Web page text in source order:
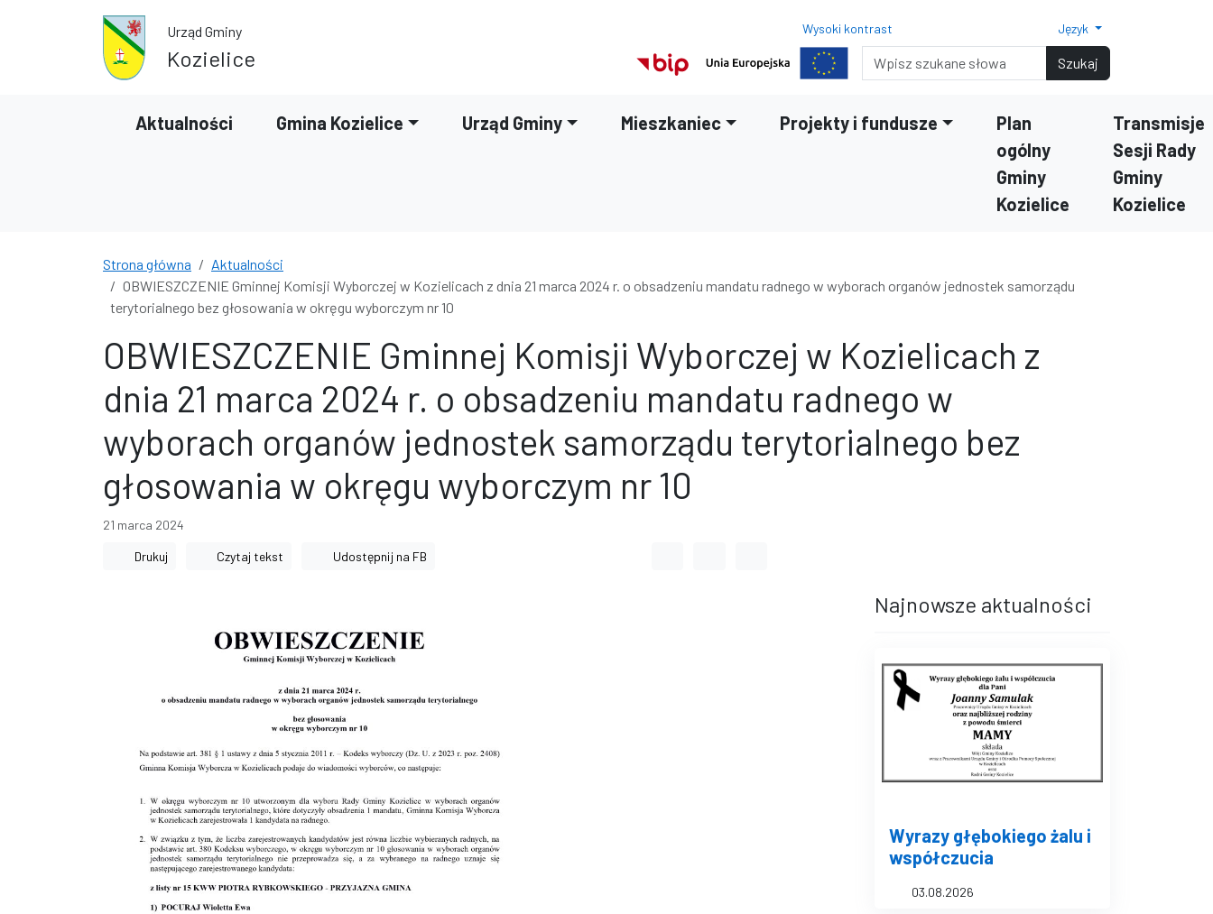
Przejdź do wyszukiwarki Urząd Gminy
Kozielice
Wysoki kontrast
Normalny rozmiar czcionki
Rozmiar czcionki 150%
Rozmiar czcionki 200%
Język
Wyszukiwarka Szukaj
Aktualności Gmina Kozielice Urząd Gminy Mieszkaniec Projekty i fundusze
Plan
ogólny
Gminy
Kozielice
Transmisje
Sesji Rady
Gminy
Kozielice
Strona główna
Aktualności
OBWIESZCZENIE Gminnej Komisji Wyborczej w Kozielicach z dnia 21 marca 2024 r. o obsadzeniu mandatu radnego w wyborach organów jednostek samorządu
terytorialnego bez głosowania w okręgu wyborczym nr 10
OBWIESZCZENIE Gminnej Komisji Wyborczej w Kozielicach z
dnia 21 marca 2024 r. o obsadzeniu mandatu radnego w
wyborach organów jednostek samorządu terytorialnego bez
głosowania w okręgu wyborczym nr 10
21 marca 2024
Drukuj Czytaj tekst Udostępnij na FB
Najnowsze aktualności
Wyrazy głębokiego żalu i
współczucia
03.08.2026